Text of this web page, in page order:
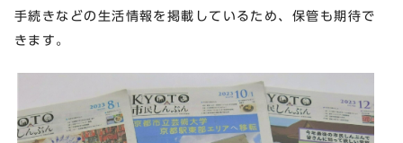
手続きなどの生活情報を掲載しているため、保管も期待で
きます。